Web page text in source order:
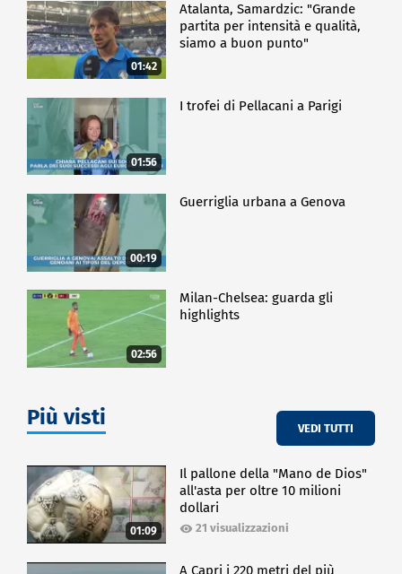
01:42
Atalanta, Samardzic: "Grande
partita per intensità e qualità,
siamo a buon punto"
01:56
I trofei di Pellacani a Parigi
00:19
Guerriglia urbana a Genova
02:56
Milan-Chelsea: guarda gli
highlights
Più visti VEDI TUTTI
01:09
Il pallone della "Mano de Dios"
all'asta per oltre 10 milioni
dollari
21 visualizzazioni
A Capri i 220 metri del più